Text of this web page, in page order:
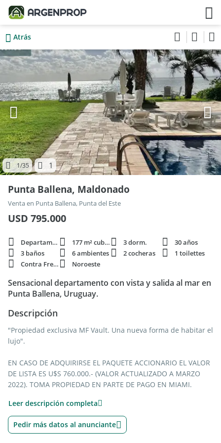
Atrás
1/35 1
Punta Ballena, Maldonado
Venta en Punta Ballena, Punta del Este
USD 795.000
Departamento 177 m² cubie. 3 dorm.
30 años
3 baños
6 ambientes 2 cocheras
1 toilettes
Contra Frente
Noroeste
Sensacional departamento con vista y salida al mar en
Punta Ballena, Uruguay.
Descripción
"Propiedad exclusiva MF Vault. Una nueva forma de habitar el
lujo".
EN CASO DE ADQUIRIRSE EL PAQUETE ACCIONARIO EL VALOR
DE LISTA ES U$S 760.000.- (VALOR ACTUALIZADO A MARZO
2022). TOMA PROPIEDAD EN PARTE DE PAGO EN MIAMI.
vista al mar desde todos los ambientes.
Edificio de categoría llamado Acantilados, con salida directa
al mar con playa propia.
Leer descripción completa
Pedir más datos al anunciante